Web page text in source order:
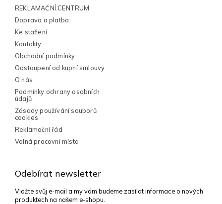
Odebírat newsletter
Vložte svůj e-mail a my vám budeme zasílat informace o nových
produktech na našem e-shopu.
REKLAMAČNÍ CENTRUM
Doprava a platba
Ke stažení
Kontakty
Obchodní podmínky
Odstoupení od kupní smlouvy
O nás
Podmínky ochrany osobních
údajů
Zásady používání souborů
cookies
Reklamační řád
Volná pracovní místa